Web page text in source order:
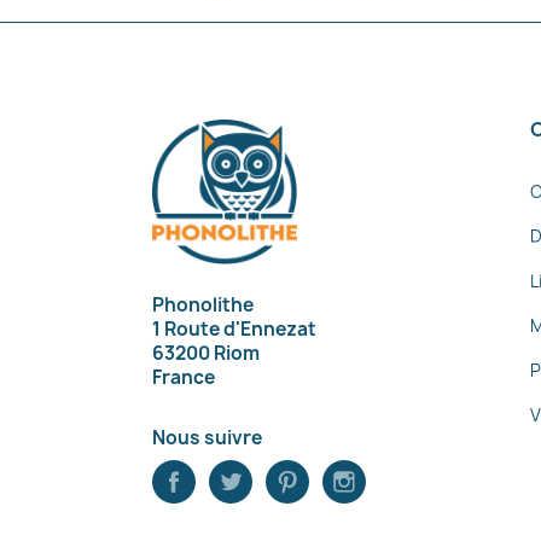
Phonolithe
1 Route d'Ennezat
63200 Riom
France
Nous suivre